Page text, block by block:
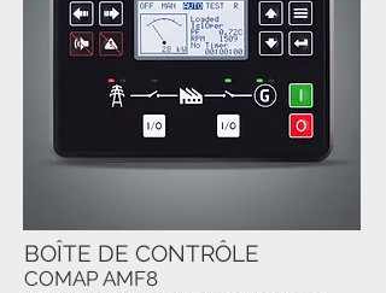
BOÎTE DE CONTRÔLE
COMAP AMF8